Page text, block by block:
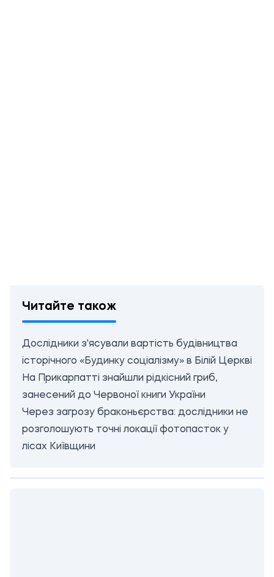
Читайте також
Дослідники з'ясували вартість будівництва
історічного «Будинку соціалізму» в Білій Церкві
На Прикарпатті знайшли рідкісний гриб,
занесений до Червоної книги України
Через загрозу браконьєрства: дослідники не
розголошують точні локації фотопасток у
лісах Київщини